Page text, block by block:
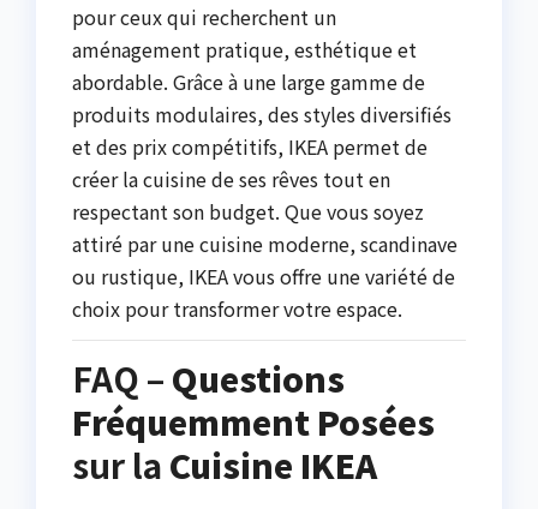
pour ceux qui recherchent un
aménagement pratique, esthétique et
abordable. Grâce à une large gamme de
produits modulaires, des styles diversifiés
et des prix compétitifs, IKEA permet de
créer la cuisine de ses rêves tout en
respectant son budget. Que vous soyez
attiré par une cuisine moderne, scandinave
ou rustique, IKEA vous offre une variété de
choix pour transformer votre espace.
FAQ – Questions
Fréquemment Posées
sur la Cuisine IKEA